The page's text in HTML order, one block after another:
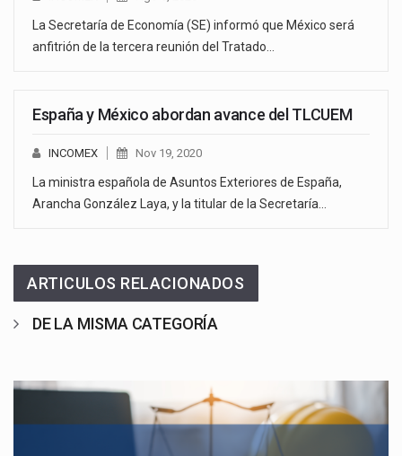
La Secretaría de Economía (SE) informó que México será
anfitrión de la tercera reunión del Tratado…
España y México abordan avance del TLCUEM
INCOMEX Nov 19, 2020
La ministra española de Asuntos Exteriores de España,
Arancha González Laya, y la titular de la Secretaría…
ARTICULOS RELACIONADOS
DE LA MISMA CATEGORÍA